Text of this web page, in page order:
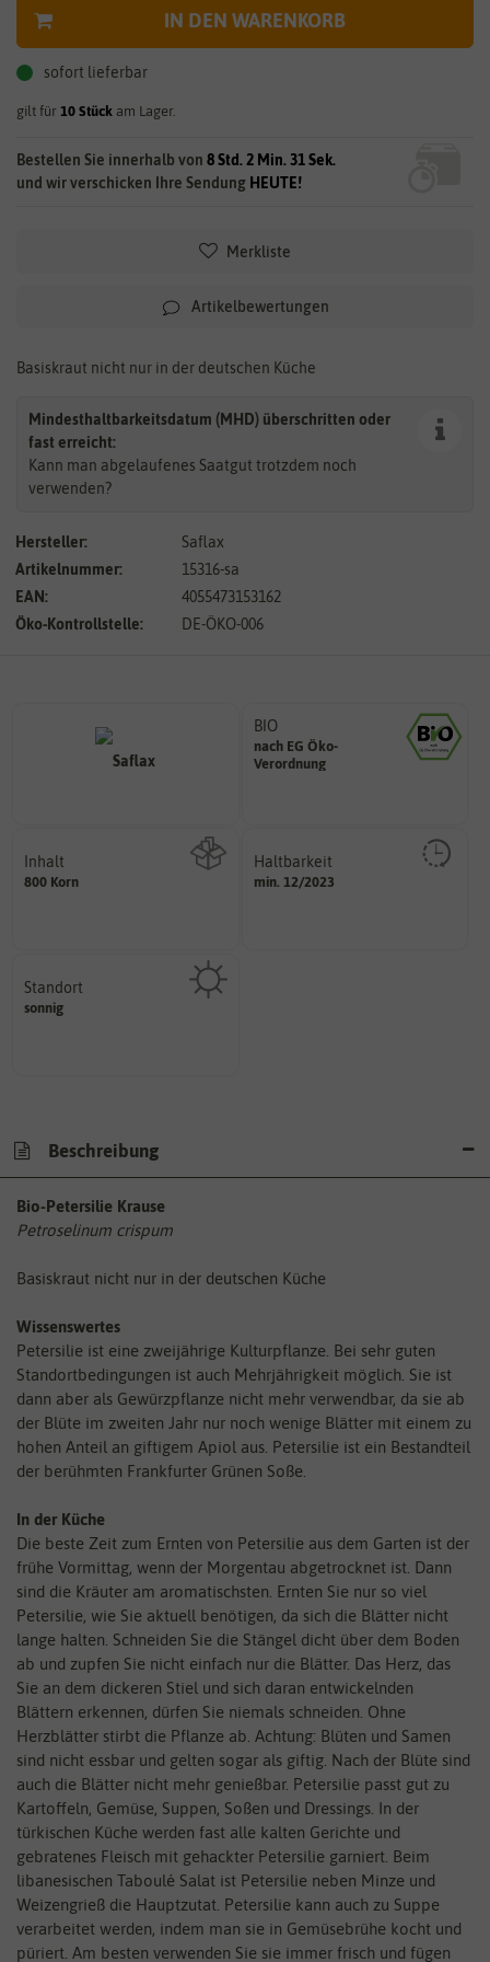
IN DEN WARENKORB
sofort lieferbar
gilt für 10 Stück am Lager.
Bestellen Sie innerhalb von 8 Std. 2 Min. 31 Sek.
und wir verschicken Ihre Sendung HEUTE!
Merkliste
Artikelbewertungen
Basiskraut nicht nur in der deutschen Küche
Mindesthaltbarkeitsdatum (MHD) überschritten oder
fast erreicht:
Kann man abgelaufenes Saatgut trotzdem noch
verwenden?
Hersteller:
Saflax
Artikelnummer:
15316-sa
EAN:
4055473153162
Öko-Kontrollstelle:
DE-ÖKO-006
BIO
nach EG Öko-
Verordnung
den Richtlinien der biologischen
Landwirtschaft arbeiten.
Inhalt
800 KornWie viel ist enthalten
Haltbarkeit
min. 12/2023
und Pflanzgut sehr gut keimen
sollte.
Standort
sonnig
Pflanze? (schattig, halbschattig,
sonnig, vollsonnig)
Beschreibung
Bio-Petersilie Krause
Petroselinum crispum
Basiskraut nicht nur in der deutschen Küche
Wissenswertes
Petersilie ist eine zweijährige Kulturpflanze. Bei sehr guten
Standortbedingungen ist auch Mehrjährigkeit möglich. Sie ist
dann aber als Gewürzpflanze nicht mehr verwendbar, da sie ab
der Blüte im zweiten Jahr nur noch wenige Blätter mit einem zu
hohen Anteil an giftigem Apiol aus. Petersilie ist ein Bestandteil
der berühmten Frankfurter Grünen Soße.
In der Küche
Die beste Zeit zum Ernten von Petersilie aus dem Garten ist der
frühe Vormittag, wenn der Morgentau abgetrocknet ist. Dann
sind die Kräuter am aromatischsten. Ernten Sie nur so viel
Petersilie, wie Sie aktuell benötigen, da sich die Blätter nicht
lange halten. Schneiden Sie die Stängel dicht über dem Boden
ab und zupfen Sie nicht einfach nur die Blätter. Das Herz, das
Sie an dem dickeren Stiel und sich daran entwickelnden
Blättern erkennen, dürfen Sie niemals schneiden. Ohne
Herzblätter stirbt die Pflanze ab. Achtung: Blüten und Samen
sind nicht essbar und gelten sogar als giftig. Nach der Blüte sind
auch die Blätter nicht mehr genießbar. Petersilie passt gut zu
Kartoffeln, Gemüse, Suppen, Soßen und Dressings. In der
türkischen Küche werden fast alle kalten Gerichte und
gebratenes Fleisch mit gehackter Petersilie garniert. Beim
libanesischen Taboulé Salat ist Petersilie neben Minze und
Weizengrieß die Hauptzutat. Petersilie kann auch zu Suppe
verarbeitet werden, indem man sie in Gemüsebrühe kocht und
püriert. Am besten verwenden Sie sie immer frisch und fügen